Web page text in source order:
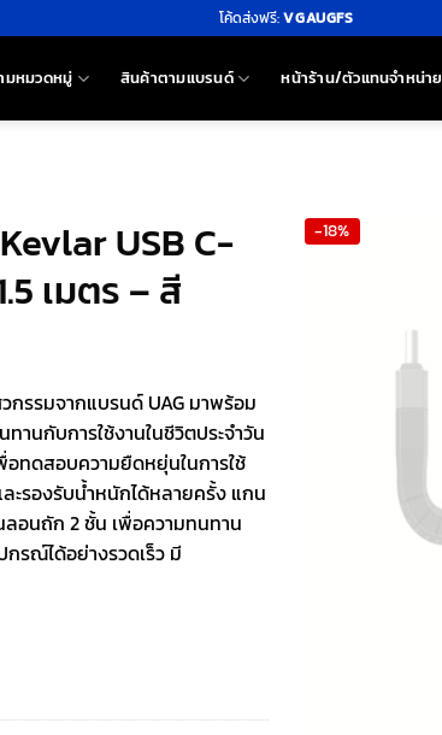
โค้ดส่งฟรี:VGAUGFS
มหมวดหมู่ สินค้าตามแบรนด์ หน้าร้าน/ตัวแทนจำหน่าย
USB C-
เมตร – สี
กรรมจากแบรนด์ UAG มาพร้อม
านกับการใช้งานในชีวิตประจำวัน
อทดสอบความยืดหยุ่นในการใช้
ะรองรับน้ำหนักได้หลายครั้ง แกน
ลอนถัก 2 ชั้น เพื่อความทนทาน
กรณ์ได้อย่างรวดเร็ว มี
-18%